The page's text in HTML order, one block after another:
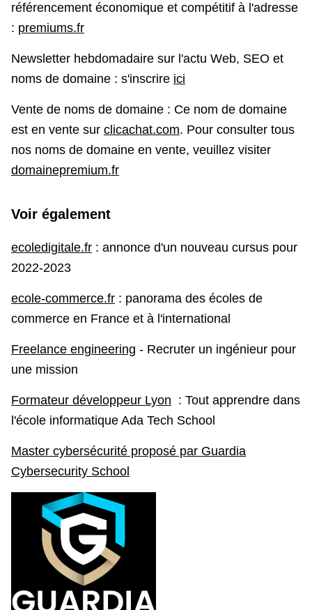
référencement économique et compétitif à l'adresse
: premiums.fr
Newsletter hebdomadaire sur l'actu Web, SEO et
noms de domaine : s'inscrire ici
Vente de noms de domaine : Ce nom de domaine
est en vente sur clicachat.com. Pour consulter tous
nos noms de domaine en vente, veuillez visiter
domainepremium.fr
Voir également
ecoledigitale.fr : annonce d'un nouveau cursus pour
2022-2023
ecole-commerce.fr : panorama des écoles de
commerce en France et à l'international
Freelance engineering - Recruter un ingénieur pour
une mission
Formateur développeur Lyon : Tout apprendre dans
l'école informatique Ada Tech School
Master cybersécurité proposé par Guardia
Cybersecurity School